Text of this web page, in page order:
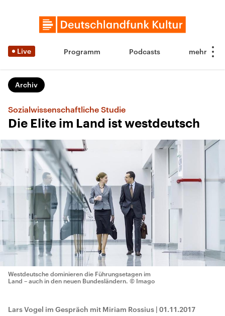
Live Programm Podcasts
Archiv
Sozialwissenschaftliche Studie
Die Elite im Land ist westdeutsch
Westdeutsche dominieren die Führungsetagen im
Land – auch in den neuen Bundesländern. © Imago
Lars Vogel im Gespräch mit Miriam Rossius | 01.11.2017